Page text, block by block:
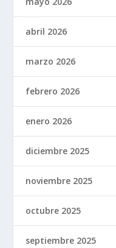
abril 2026
marzo 2026
febrero 2026
enero 2026
diciembre 2025
noviembre 2025
octubre 2025
septiembre 2025